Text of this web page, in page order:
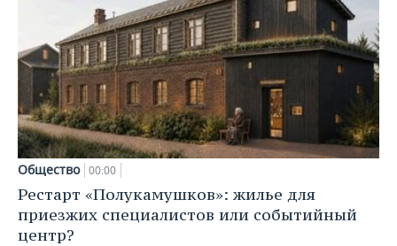
Общество 00:00
Рестарт «Полукамушков»: жилье для
приезжих специалистов или событийный
центр?